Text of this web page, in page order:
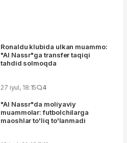
Ronaldu klubida ulkan muammo:
"Al Nassr"ga transfer taqiqi
tahdid solmoqda
27 iyul, 18:15 4
"Al Nassr"da moliyaviy
muammolar: futbolchilarga
maoshlar to'liq to'lanmadi